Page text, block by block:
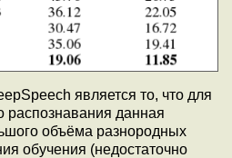
является то, что для
распознавания данная
объёма разнородных
обучения (недостаточно